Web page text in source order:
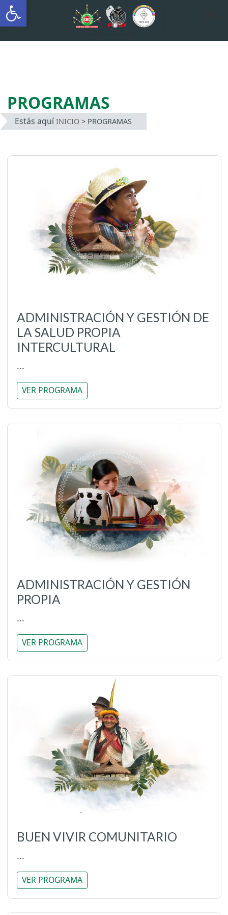
Saltar
al
INTERCULTURAL
PROGRAMAS
Estás aquí INICIO> PROGRAMAS
ADMINISTRACIÓN Y GESTIÓN DE
LA SALUD PROPIA
INTERCULTURAL
...
VER PROGRAMA
ADMINISTRACIÓN Y GESTIÓN
PROPIA
...
VER PROGRAMA
BUEN VIVIR COMUNITARIO
...
VER PROGRAMA